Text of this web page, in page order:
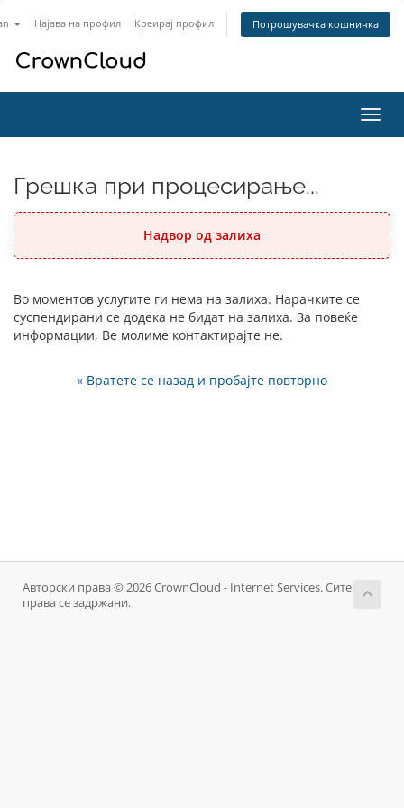
Најава на профил Креирај профил Потрошувачка кошничка
ја
Грешка при процесирање...
Надвор од залиха
Во моментов услугите ги нема на залиха. Нарачките се
суспендирани се додека не бидат на залиха. За повеќе
информации, Ве молиме контактирајте не.
« Вратете се назад и пробајте повторно
Авторски права © 2026 CrownCloud - Internet Services. Сите
права се задржани.